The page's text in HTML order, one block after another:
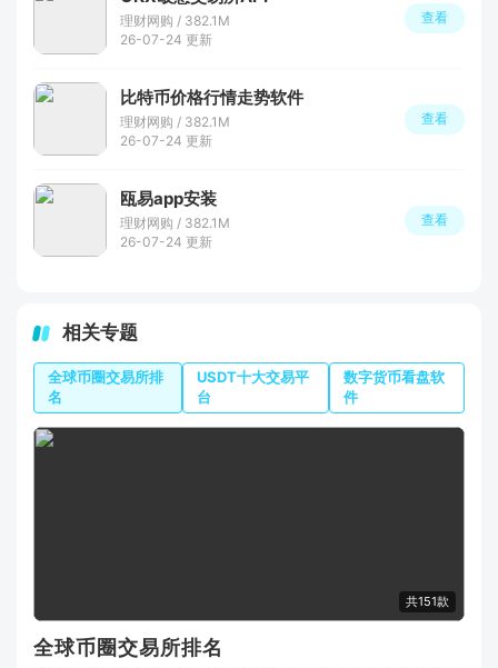
理财网购 / 382.1M
26-07-24 更新
查看
比特币价格行情走势软件
理财网购 / 382.1M
26-07-24 更新
查看
瓯易app安装
理财网购 / 382.1M
26-07-24 更新
查看
相关专题
全球币圈交易所排
名
USDT十大交易平
台
数字货币看盘软
件
共151款
全球币圈交易所排名